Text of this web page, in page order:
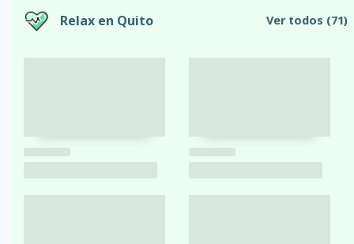
Relax en Quito Ver todos (71)